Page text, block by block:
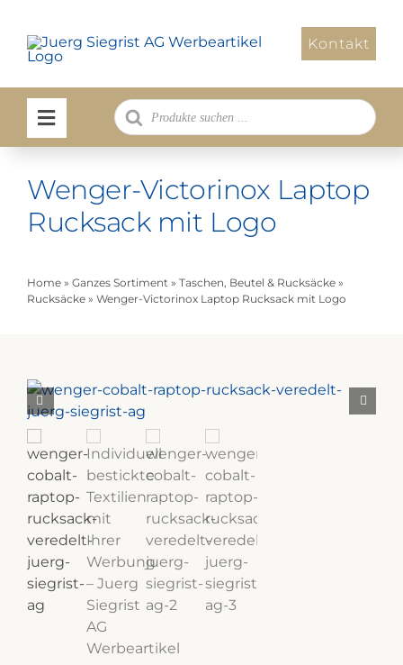
Inhalt
springen
Kontakt
Products
search
Wenger-Victorinox Laptop
Rucksack mit Logo
Home» Ganzes Sortiment» Taschen, Beutel & Rucksäcke»
Rucksäcke» Wenger-Victorinox Laptop Rucksack mit Logo